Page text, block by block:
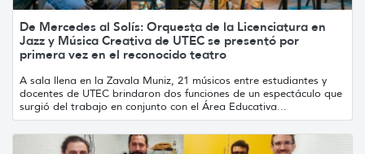
De Mercedes al Solís: Orquesta de la Licenciatura en
Jazz y Música Creativa de UTEC se presentó por
primera vez en el reconocido teatro
A sala llena en la Zavala Muniz, 21 músicos entre estudiantes y
docentes de UTEC brindaron dos funciones de un espectáculo que
surgió del trabajo en conjunto con el Área Educativa...